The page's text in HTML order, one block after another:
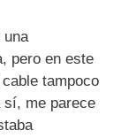
una
pero en este
tampoco
sí, me parece